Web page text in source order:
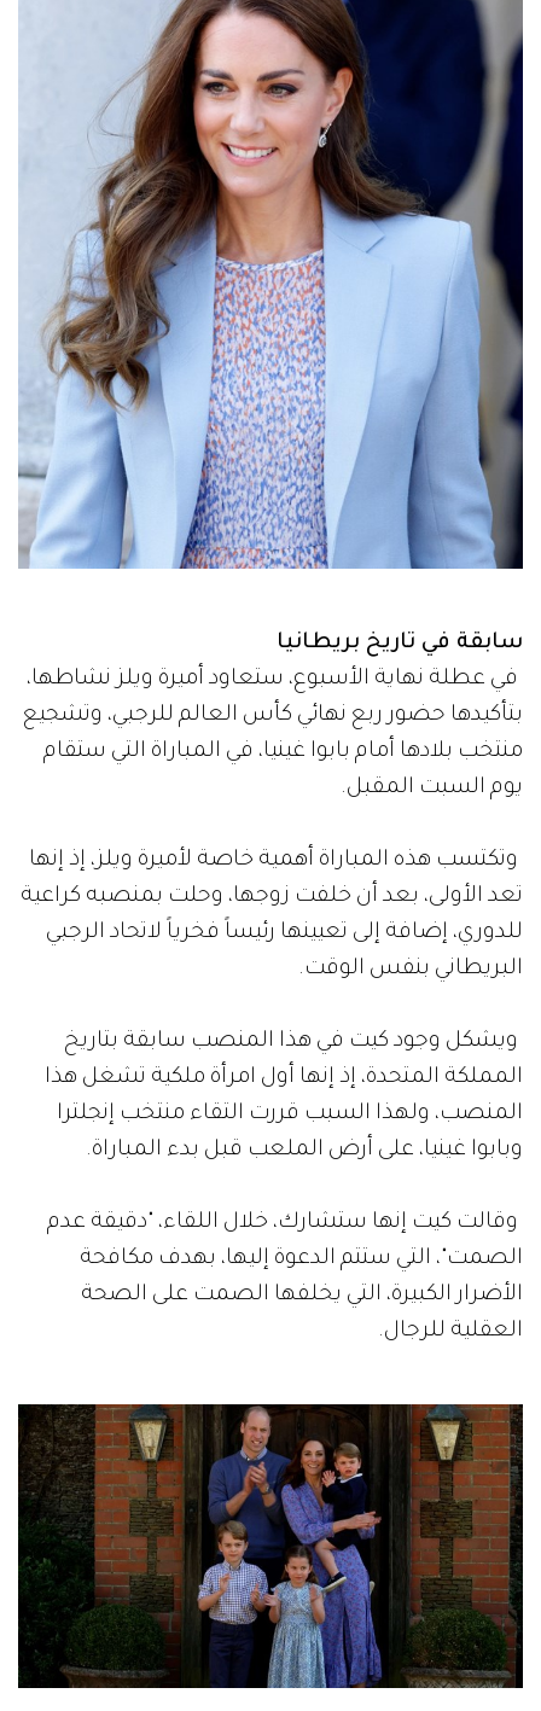
سابقة في تاريخ بريطانيا
في عطلة نهاية الأسبوع، ستعاود أميرة ويلز نشاطها،
بتأكيدها حضور ربع نهائي كأس العالم للرجبي، وتشجيع
منتخب بلادها أمام بابوا غينيا، في المباراة التي ستقام
يوم السبت المقبل.
وتكتسب هذه المباراة أهمية خاصة لأميرة ويلز، إذ إنها
تعد الأولى، بعد أن خلفت زوجها، وحلت بمنصبه كراعية
للدوري، إضافة إلى تعيينها رئيساً فخرياً لاتحاد الرجبي
البريطاني بنفس الوقت.
ويشكل وجود كيت في هذا المنصب سابقة بتاريخ
المملكة المتحدة، إذ إنها أول امرأة ملكية تشغل هذا
المنصب، ولهذا السبب قررت التقاء منتخب إنجلترا
وبابوا غينيا، على أرض الملعب قبل بدء المباراة.
وقالت كيت إنها ستشارك، خلال اللقاء، "دقيقة عدم
الصمت"، التي ستتم الدعوة إليها، بهدف مكافحة
الأضرار الكبيرة، التي يخلفها الصمت على الصحة
العقلية للرجال.